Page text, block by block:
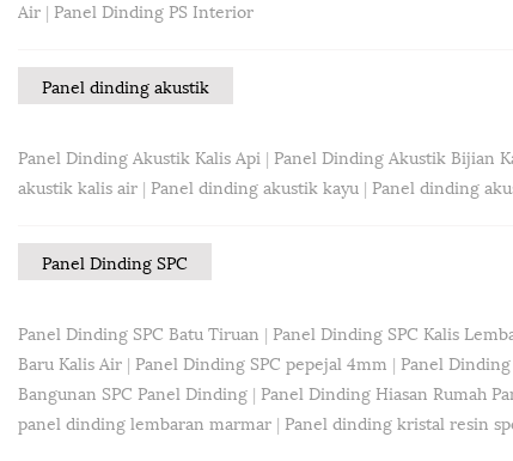
Air | Panel Dinding PS Interior
Panel dinding akustik
Panel Dinding Akustik Kalis Api | Panel Dinding Akustik Bijian
akustik kalis air | Panel dinding akustik kayu | Panel dinding
Panel Dinding SPC
Panel Dinding SPC Batu Tiruan | Panel Dinding SPC Kalis
Baru Kalis Air | Panel Dinding SPC pepejal 4mm | Panel
Bangunan SPC Panel Dinding | Panel Dinding Hiasan Rumah
panel dinding lembaran marmar | Panel dinding kristal resin